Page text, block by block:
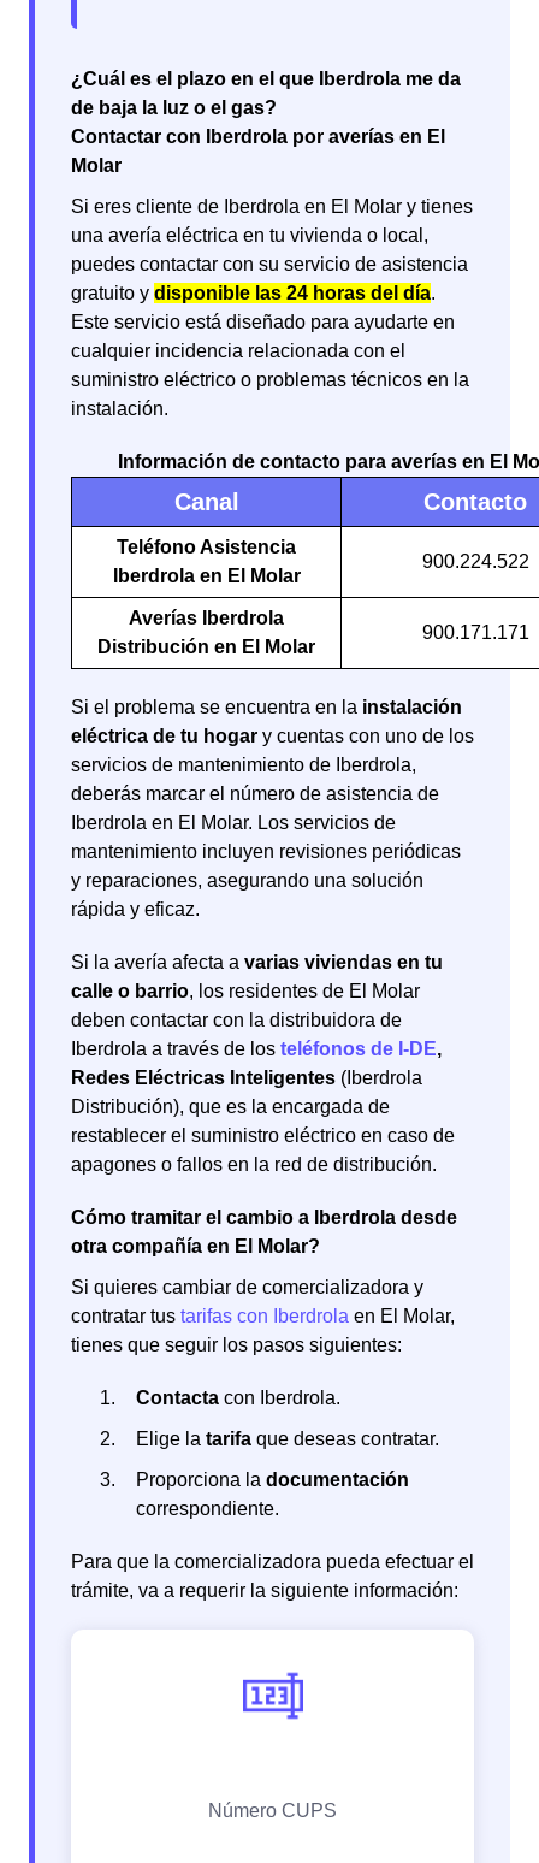
¿Cuál es el plazo en el que Iberdrola me da
de baja la luz o el gas?
Contactar con Iberdrola por averías en El
Molar
Si eres cliente de Iberdrola en El Molar y tienes
una avería eléctrica en tu vivienda o local,
puedes contactar con su servicio de asistencia
gratuito y disponible las 24 horas del día.
Este servicio está diseñado para ayudarte en
cualquier incidencia relacionada con el
suministro eléctrico o problemas técnicos en la
instalación.
Información de contacto para averías en El
Canal Contacto
Teléfono Asistencia
Iberdrola en El Molar
900.224.522
Averías Iberdrola
Distribución en El Molar
900.171.171
Si el problema se encuentra en la instalación
eléctrica de tu hogar y cuentas con uno de los
servicios de mantenimiento de Iberdrola,
deberás marcar el número de asistencia de
Iberdrola en El Molar. Los servicios de
mantenimiento incluyen revisiones periódicas
y reparaciones, asegurando una solución
rápida y eficaz.
Si la avería afecta a varias viviendas en tu
calle o barrio, los residentes de El Molar
deben contactar con la distribuidora de
Iberdrola a través de los teléfonos de I-DE,
Redes Eléctricas Inteligentes (Iberdrola
Distribución), que es la encargada de
restablecer el suministro eléctrico en caso de
apagones o fallos en la red de distribución.
Cómo tramitar el cambio a Iberdrola desde
otra compañía en El Molar?
Si quieres cambiar de comercializadora y
contratar tus tarifas con Iberdrola en El Molar,
tienes que seguir los pasos siguientes:
Contacta con Iberdrola.
Elige la tarifa que deseas contratar.
Proporciona la documentación
correspondiente.
Para que la comercializadora pueda efectuar el
trámite, va a requerir la siguiente información: